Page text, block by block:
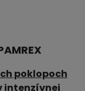
poklopoch
intenzívnej